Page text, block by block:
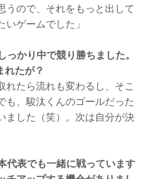
うので、それをもっと出して
ゲームでした」
かり中で競り勝ちました。
れたが？
れたら流れも変わるし、そこ
も、駿汰くんのゴールだった
ました（笑）。次は自分が決
代表でも一緒に戦っています